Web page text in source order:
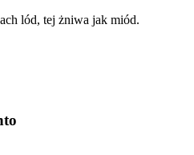
lód, tej żniwa jak miód.